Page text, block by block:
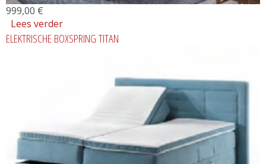
999,00 €
Lees verder
ELEKTRISCHE BOXSPRING TITAN